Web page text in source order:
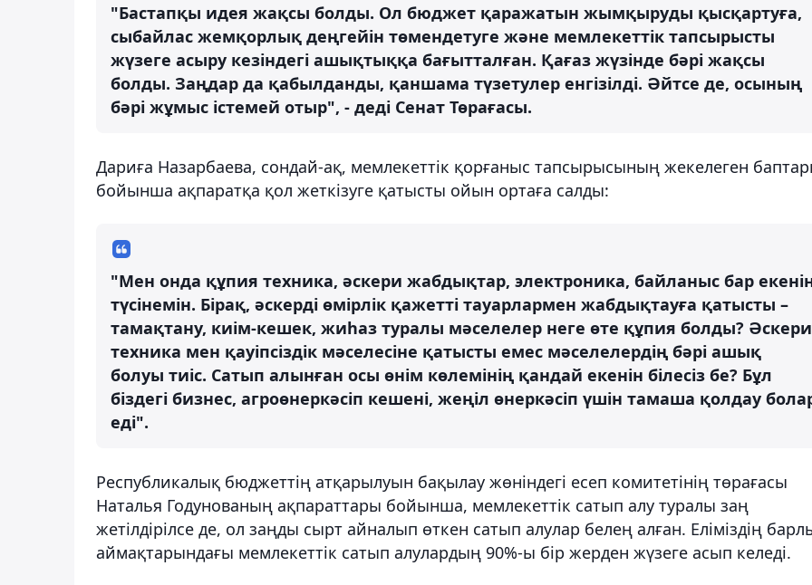
"Бастапқы идея жақсы болды. Ол бюджет қаражатын жымқыруды қысқартуға,
сыбайлас жемқорлық деңгейін төмендетуге және мемлекеттік тапсырысты
жүзеге асыру кезіндегі ашықтыққа бағытталған. Қағаз жүзінде бәрі жақсы
болды. Заңдар да қабылданды, қаншама түзетулер енгізілді. Әйтсе де, осының
бәрі жұмыс істемей отыр", - деді Сенат Төрағасы.
Дариға Назарбаева, сондай-ақ, мемлекеттік қорғаныс тапсырысының жекелеген
бойынша ақпаратқа қол жеткізуге қатысты ойын ортаға салды:
"Мен онда құпия техника, әскери жабдықтар, электроника, байланыс бар
түсінемін. Бірақ, әскерді өмірлік қажетті тауарлармен жабдықтауға қатысты –
тамақтану, киім-кешек, жиһаз туралы мәселелер неге өте құпия болды? Әскери
техника мен қауіпсіздік мәселесіне қатысты емес мәселелердің бәрі ашық
болуы тиіс. Сатып алынған осы өнім көлемінің қандай екенін білесіз бе? Бұл
біздегі бизнес, агроөнеркәсіп кешені, жеңіл өнеркәсіп үшін тамаша қолдау
еді".
Республикалық бюджеттің атқарылуын бақылау жөніндегі есеп комитетінің төрағасы
Наталья Годунованың ақпараттары бойынша, мемлекеттік сатып алу туралы заң
жетілдірілсе де, ол заңды сырт айналып өткен сатып алулар белең алған. Еліміздің
аймақтарындағы мемлекеттік сатып алулардың 90%-ы бір жерден жүзеге асып келеді.